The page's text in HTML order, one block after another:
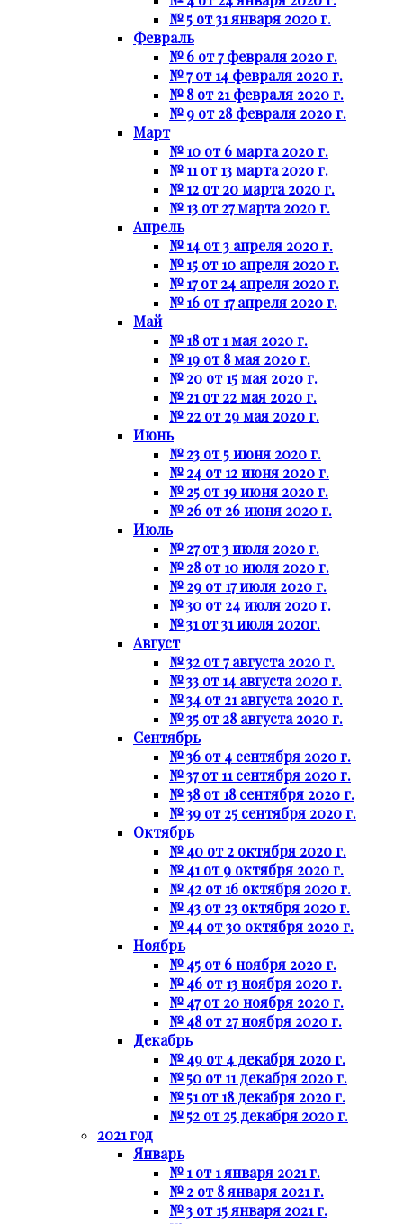
№ 5 от 31 января 2020 г.
Февраль
№ 6 от 7 февраля 2020 г.
№ 7 от 14 февраля 2020 г.
№ 8 от 21 февраля 2020 г.
№ 9 от 28 февраля 2020 г.
Март
№ 10 от 6 марта 2020 г.
№ 11 от 13 марта 2020 г.
№ 12 от 20 марта 2020 г.
№ 13 от 27 марта 2020 г.
Апрель
№ 14 от 3 апреля 2020 г.
№ 15 от 10 апреля 2020 г.
№ 17 от 24 апреля 2020 г.
№ 16 от 17 апреля 2020 г.
Май
№ 18 от 1 мая 2020 г.
№ 19 от 8 мая 2020 г.
№ 20 от 15 мая 2020 г.
№ 21 от 22 мая 2020 г.
№ 22 от 29 мая 2020 г.
Июнь
№ 23 от 5 июня 2020 г.
№ 24 от 12 июня 2020 г.
№ 25 от 19 июня 2020 г.
№ 26 от 26 июня 2020 г.
Июль
№ 27 от 3 июля 2020 г.
№ 28 от 10 июля 2020 г.
№ 29 от 17 июля 2020 г.
№ 30 от 24 июля 2020 г.
№ 31 от 31 июля 2020г.
Август
№ 32 от 7 августа 2020 г.
№ 33 от 14 августа 2020 г.
№ 34 от 21 августа 2020 г.
№ 35 от 28 августа 2020 г.
Сентябрь
№ 36 от 4 сентября 2020 г.
№ 37 от 11 сентября 2020 г.
№ 38 от 18 сентября 2020 г.
№ 39 от 25 сентября 2020 г.
Октябрь
№ 40 от 2 октября 2020 г.
№ 41 от 9 октября 2020 г.
№ 42 от 16 октября 2020 г.
№ 43 от 23 октября 2020 г.
№ 44 от 30 октября 2020 г.
Ноябрь
№ 45 от 6 ноября 2020 г.
№ 46 от 13 ноября 2020 г.
№ 47 от 20 ноября 2020 г.
№ 48 от 27 ноября 2020 г.
Декабрь
№ 49 от 4 декабря 2020 г.
№ 50 от 11 декабря 2020 г.
№ 51 от 18 декабря 2020 г.
№ 52 от 25 декабря 2020 г.
2021 год
Январь
№ 1 от 1 января 2021 г.
№ 2 от 8 января 2021 г.
№ 3 от 15 января 2021 г.